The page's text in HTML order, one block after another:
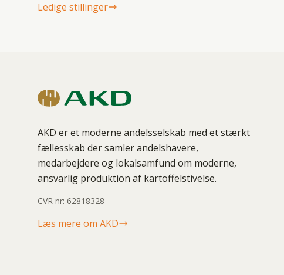
Ledige stillinger
AKD er et moderne andelsselskab med et stærkt
fællesskab der samler andelshavere,
medarbejdere og lokalsamfund om moderne,
ansvarlig produktion af kartoffelstivelse.
CVR nr: 62818328
Læs mere om AKD